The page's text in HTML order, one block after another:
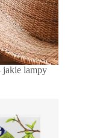
jakie lampy